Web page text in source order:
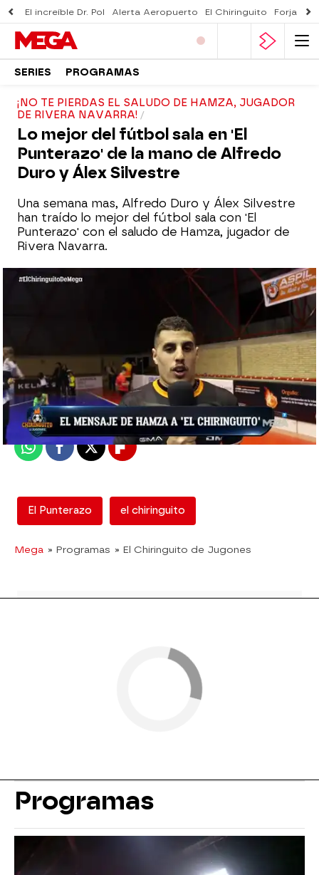
El increíble Dr. Pol Alerta Aeropuerto El Chiringuito Forjado
SERIES PROGRAMAS
¡NO TE PIERDAS EL SALUDO DE HAMZA, JUGADOR
DE RIVERA NAVARRA!
Lo mejor del fútbol sala en 'El
Punterazo' de la mano de Alfredo
Duro y Álex Silvestre
Una semana mas, Alfredo Duro y Álex Silvestre
han traído lo mejor del fútbol sala con 'El
Punterazo' con el saludo de Hamza, jugador de
Rivera Navarra.
mega
Madrid
Publicado:16 de febrero de 2018, 16:19
WhatsappFacebook
X Flipboard
El Punterazo el chiringuito
Mega » Programas » El Chiringuito de Jugones
Programas